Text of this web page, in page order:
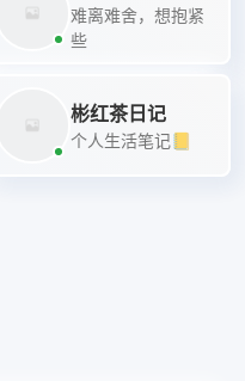
难离难舍，想抱紧
些
彬红茶日记
个人生活笔记📒